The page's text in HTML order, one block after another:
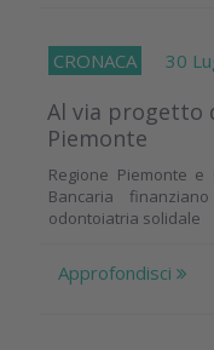
CRONACA 30
Al via progetto
Piemonte
Regione Piemonte
Bancaria
odontoiatria solidale
Approfondisci